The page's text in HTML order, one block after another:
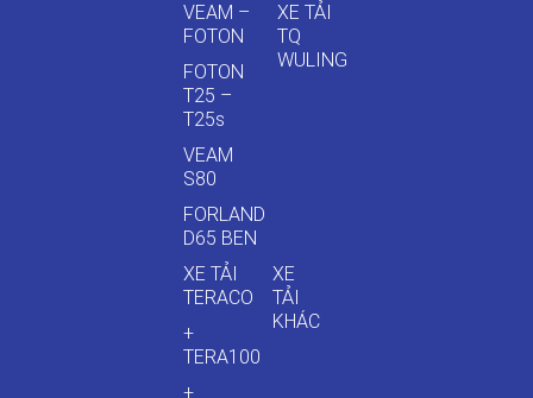
VEAM –
FOTON
FOTON
T25 –
T25s
VEAM
S80
FORLAND
D65 BEN
XE TẢI
TQ
WULING
XE TẢI
TERACO
+
TERA100
+
XE
TẢI
KHÁC